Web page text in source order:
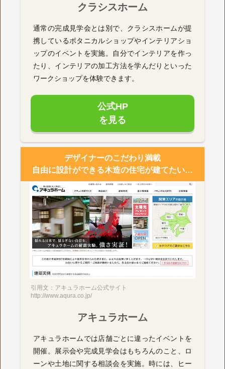
クラシスホーム
通常の完成見学会とは別で、クラシスホームが提
携しているボタニカルショップやインテリアショ
ップのイベントを実施。自分でインテリアを作っ
たり、インテリアの加工方法を学んだりといった
ワークショップを体験できます。
公式HP
を見る
デザイナーのこだわり満載
自由に設計ができる木造の住宅が建てたい…
引用文：アキュラホーム公式サイト
http://www.aqura.co.jp/
アキュラホーム
アキュラホームでは店舗ごとに違ったイベントを
開催。展示会や完成見学会はもちろんのこと、ロ
ーンや土地に関する相談会を実施。時には、ヒー